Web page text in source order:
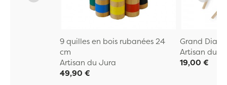
9 quilles en bois rubanées 24
cm
Artisan du Jura
49,90 €
Grand
Artisan du
19,00 €